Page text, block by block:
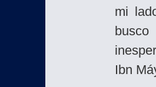
mi
Ibn